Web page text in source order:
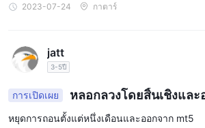
ค่าธรรมเนียมที่ไม่ใช่การซื้อขาย
เก็บค่าธรรมเนียมที่ไม่ใช่การซื้อขาย รวมถึง:
ค่าธรรมเนียมการไม่ใช้งาน: CAPMOREFX อาจ
บัญชีของพวกเขาในช่วงระยะเวลาหนึ่ง ค่าธรรม
แตกต่างกันไปขึ้นอยู่กับประเภทบัญชีและระยะเว
2023-07-24 กาตาร์
jatt
3-5ปี
การเปิดเผย
หลอกลวงโดยสิ้นเชิงและ
หยุดการถอนตั้งแต่หนึ่งเดือนและออกจาก mt5